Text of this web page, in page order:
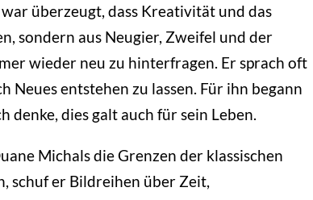
überzeugt, dass Kreativität und das
sondern aus Neugier, Zweifel und der
wieder neu zu hinterfragen. Er sprach oft
Neues entstehen zu lassen. Für ihn begann
dies galt auch für sein Leben.
Michals die Grenzen der klassischen
schuf er Bildreihen über Zeit,